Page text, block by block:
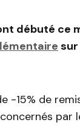
débuté ce
-15% de
par